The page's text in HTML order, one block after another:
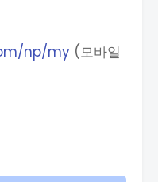
np/my (모바일